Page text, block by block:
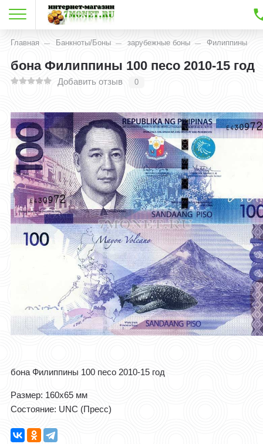
Главная Банкноты/Боны зарубежные боны Филиппины
бона Филиппины 100 песо 2010-15 год
Добавить отзыв 0
бона Филиппины 100 песо 2010-15 год
Размер: 160x65 мм
Состояние: UNC (Пресс)